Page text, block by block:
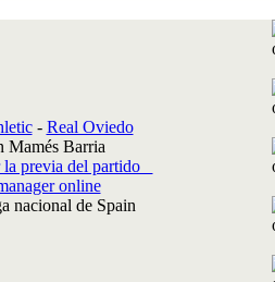
- Real Oviedo
Mamés Barria
la previa del partido
nacional de Spain